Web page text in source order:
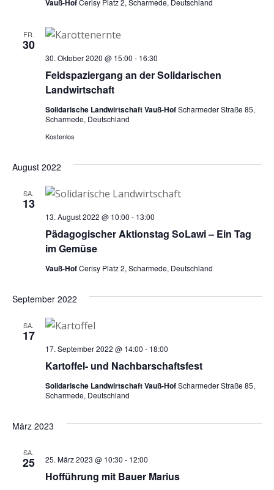
Vauß-HofCerisy Platz 2, Scharmede, Deutschland
FR.
30
Feldspaziergang an der Solidarischen
Landwirtschaft
30. Oktober 2020 @ 15:00 - 16:30
Solidarische Landwirtschaft Vauß-HofScharmeder Straße 85,
Scharmede, Deutschland
Kostenlos
August 2022
SA.
13
Pädagogischer Aktionstag SoLawi – Ein Tag
im Gemüse
13. August 2022 @ 10:00 - 13:00
Vauß-HofCerisy Platz 2, Scharmede, Deutschland
September 2022
SA.
17
Kartoffel- und Nachbarschaftsfest
17. September 2022 @ 14:00 - 18:00
Solidarische Landwirtschaft Vauß-HofScharmeder Straße 85,
Scharmede, Deutschland
März 2023
SA.
25
Hofführung mit Bauer Marius
25. März 2023 @ 10:30 - 12:00